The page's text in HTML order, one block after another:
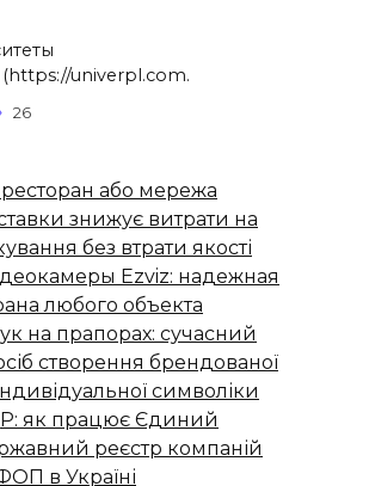
univerpl.com.
26
або мережа
знижує витрати на
без втрати якості
Ezviz: надежная
любого объекта
на прапорах: сучасний
створення брендованої
символіки
як працює Єдиний
реєстр компаній
в Україні